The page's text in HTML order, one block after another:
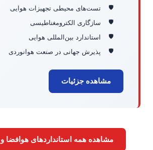
تست‌های محیطی تجهیزات هوایی
سازگاری الکترومغناطیسی
استاندارد بین‌المللی هوایی
پذیرش جهانی در صنعت هوانوردی
مشاهده جزئیات
مشاهده همه استانداردهای هوافضا